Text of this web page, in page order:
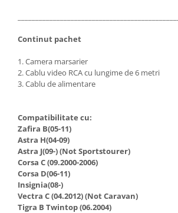
Continut pachet
1. Camera marsarier
2. Cablu video RCA cu lungime de 6 metri
3. Cablu de alimentare
Compatibilitate cu:
Zafira B(05-11)
Astra H(04-09)
Astra J(09-) (Not Sportstourer)
Corsa C (09.2000-2006)
Corsa D(06-11)
Insignia(08-)
Vectra C (04.2012) (Not Caravan)
Tigra B Twintop (06.2004)